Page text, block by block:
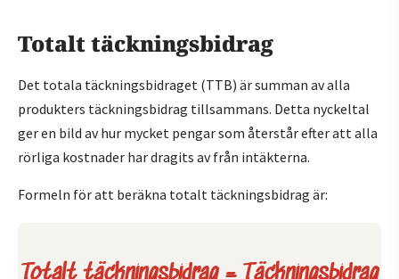
Totalt täckningsbidrag
Det totala täckningsbidraget (TTB) är summan av alla
produkters täckningsbidrag tillsammans. Detta nyckeltal
ger en bild av hur mycket pengar som återstår efter att alla
rörliga kostnader har dragits av från intäkterna.
Formeln för att beräkna totalt täckningsbidrag är:
Totalt täckningsbidrag = Täckningsbidrag